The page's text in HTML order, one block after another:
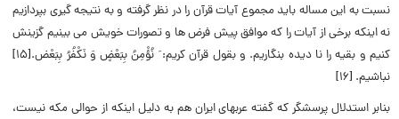
نسبت به این مساله باید مجموع آیات قرآن را در نظر گرفته و به نتیجه گیری بپردازیم
نه اینکه برخی از آیات را که موافق پیش فرض ها و تصورات خویش می بینیم گزینش
کنیم و بقیه را نا دیده بنگاریم. و بقول قرآن کریم: َ نُؤْمِنُ بِبَعْضٍ وَ نَکْفُرُ بِبَعْض.[۱۵]
نباشیم. [۱۶]
بنابر استدلال پرسشگر که گفته عربهای ایران هم به دلیل اینکه از حوالی مکه نیست،